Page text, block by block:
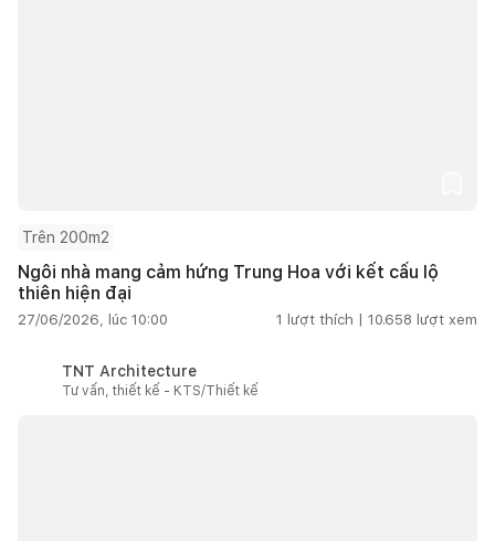
Trên 200m2
Ngôi nhà mang cảm hứng Trung Hoa với kết cấu lộ
thiên hiện đại
27/06/2026, lúc 10:00 1 lượt thích | 10.658 lượt xem
TNT Architecture
Tư vấn, thiết kế - KTS/Thiết kế